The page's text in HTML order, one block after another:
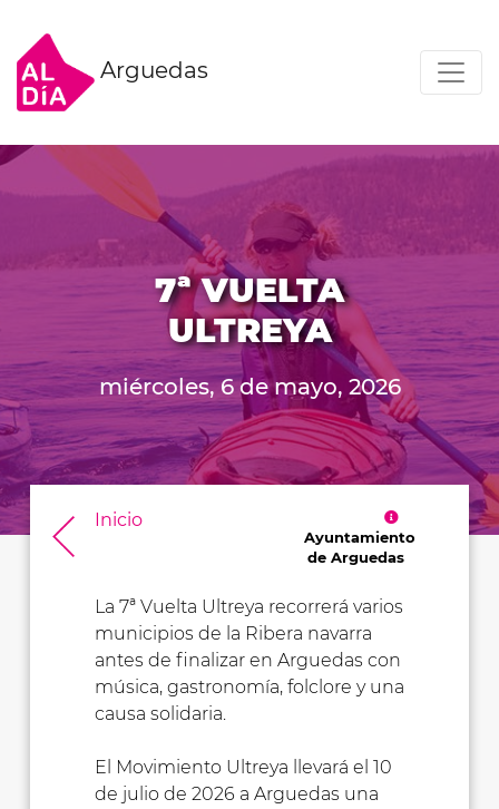
Arguedas
7ª VUELTA
ULTREYA
miércoles, 6 de mayo, 2026
Inicio
Ayuntamiento
de Arguedas
La 7ª Vuelta Ultreya recorrerá varios
municipios de la Ribera navarra
antes de finalizar en Arguedas con
música, gastronomía, folclore y una
causa solidaria.
El Movimiento Ultreya llevará el 10
de julio de 2026 a Arguedas una